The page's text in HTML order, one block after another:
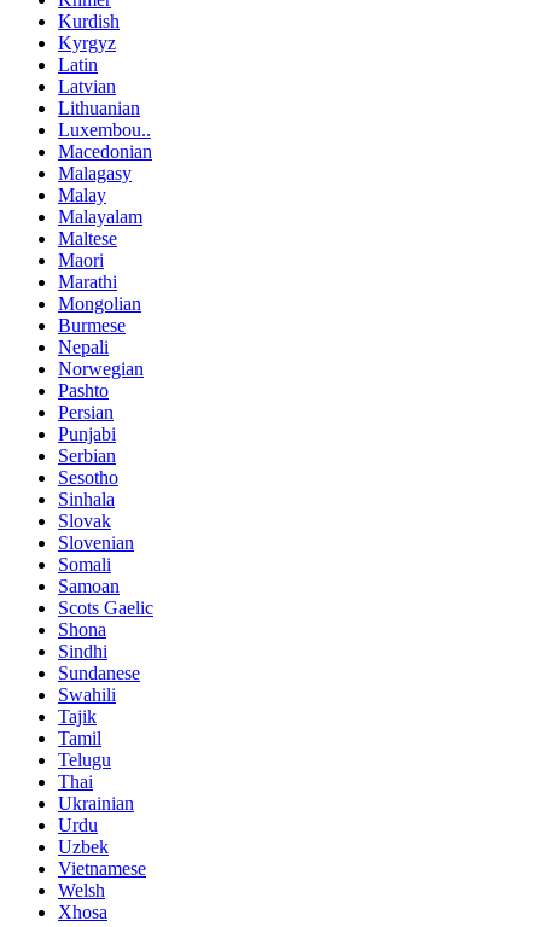
Kurdish
Kyrgyz
Latin
Latvian
Lithuanian
Luxembou..
Macedonian
Malagasy
Malay
Malayalam
Maltese
Maori
Marathi
Mongolian
Burmese
Nepali
Norwegian
Pashto
Persian
Punjabi
Serbian
Sesotho
Sinhala
Slovak
Slovenian
Somali
Samoan
Scots Gaelic
Shona
Sindhi
Sundanese
Swahili
Tajik
Tamil
Telugu
Thai
Ukrainian
Urdu
Uzbek
Vietnamese
Welsh
Xhosa